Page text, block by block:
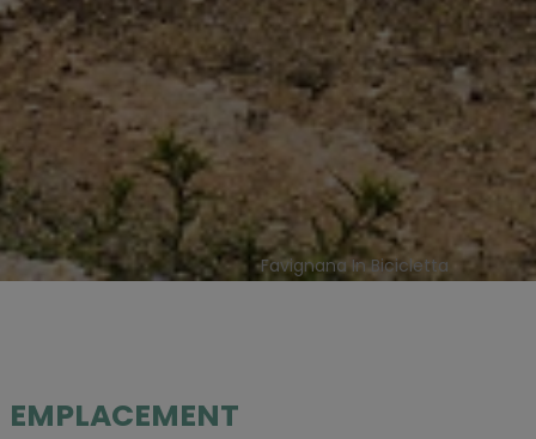
Favignana In Bicicletta
EMPLACEMENT